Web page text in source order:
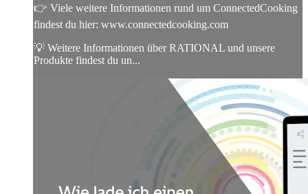
👉 Viele weitere Informationen rund um ConnectedCooking
findest du hier: www.connectedcooking.com
💡 Weitere Informationen über RATIONAL und unsere
Produkte findest du un...